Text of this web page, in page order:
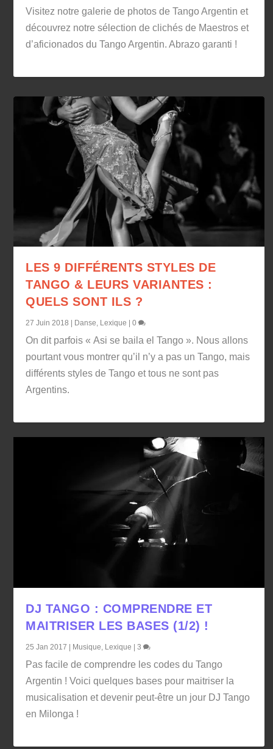
Visitez notre galerie de photos de Tango Argentin et
découvrez notre sélection de clichés de Maestros et
d’aficionados du Tango Argentin. Abrazo garanti !
LES 9 DIFFÉRENTS STYLES DE
TANGO & LEURS VARIANTES :
QUELS SONT ILS ?
27 Juin 2018 Danse, Lexique |0
On dit parfois « Asi se baila el Tango ». Nous allons
pourtant vous montrer qu’il n’y a pas un Tango, mais
différents styles de Tango et tous ne sont pas
Argentins.
DJ TANGO : COMPRENDRE ET
MAITRISER LES BASES (1/2) !
25 Jan 2017 | Musique, Lexique |3
Pas facile de comprendre les codes du Tango
Argentin ! Voici quelques bases pour maitriser la
musicalisation et devenir peut-être un jour DJ Tango
en Milonga !